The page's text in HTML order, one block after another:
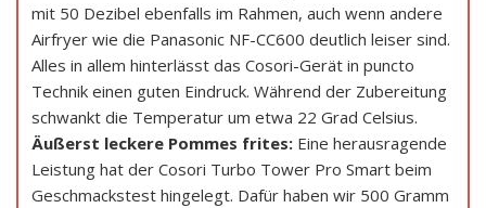
mit 50 Dezibel ebenfalls im Rahmen, auch wenn andere
Airfryer wie die Panasonic NF-CC600 deutlich leiser sind.
Alles in allem hinterlässt das Cosori-Gerät in puncto
Technik einen guten Eindruck. Während der Zubereitung
schwankt die Temperatur um etwa 22 Grad Celsius.
Äußerst leckere Pommes frites: Eine herausragende
Leistung hat der Cosori Turbo Tower Pro Smart beim
Geschmackstest hingelegt. Dafür haben wir 500 Gramm